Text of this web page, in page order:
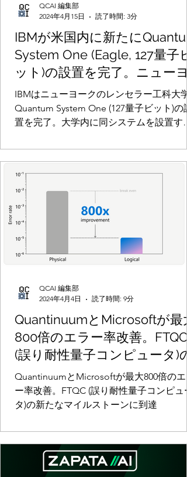
IBMが米国内に新たに
System One (Eagle, 127量子ビ
ット)の設置を完了。ニューヨ
ークのレンセラー工科大学。
IBMが大学内に同システムを
置するのは初
IBMはニューヨークのレンセラー工科大学
Quantum System One (127量子ビット)の設
置を完了。大学内に同システムを設置する
QCAI 編集部
2024年4月15日
読了時間: 3分
QuantinuumとMicrosoftが最
800倍のエラー率改善。FTQC
(誤り耐性量子コンピュータ)の
新たなマイルストーンに到達
QuantinuumとMicrosoftが最大800倍のエ
ー率改善。FTQC (誤り耐性量子コンピュ
タ)の新たなマイルストーンに到達
QCAI 編集部
2024年4月4日
読了時間: 9分